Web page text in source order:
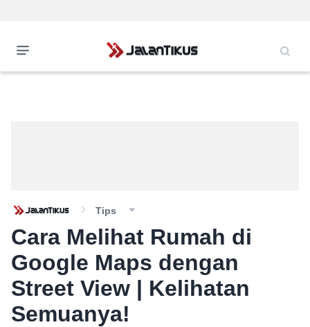
Tips
Cara Melihat Rumah di
Google Maps dengan
Street View | Kelihatan
Semuanya!